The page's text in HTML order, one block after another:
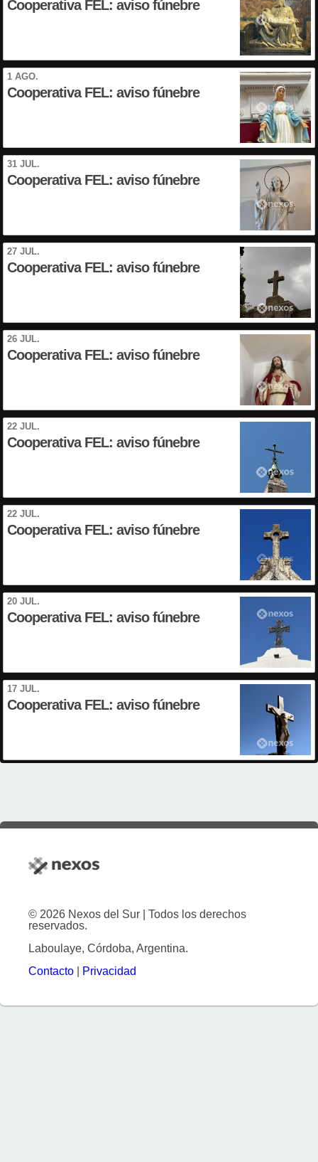
Cooperativa FEL: aviso fúnebre
1 AGO.
Cooperativa FEL: aviso fúnebre
31 JUL.
Cooperativa FEL: aviso fúnebre
27 JUL.
Cooperativa FEL: aviso fúnebre
26 JUL.
Cooperativa FEL: aviso fúnebre
22 JUL.
Cooperativa FEL: aviso fúnebre
22 JUL.
Cooperativa FEL: aviso fúnebre
20 JUL.
Cooperativa FEL: aviso fúnebre
17 JUL.
Cooperativa FEL: aviso fúnebre
© 2026 Nexos del Sur | Todos los derechos
reservados.
Laboulaye, Córdoba, Argentina.
Contacto
Privacidad